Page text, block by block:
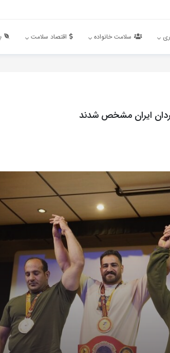
سلامت خانواده اقتصاد سلامت
ایران مشخص شدند